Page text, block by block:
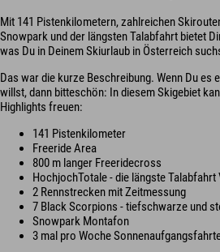
Mit 141 Pistenkilometern, zahlreichen
Snowpark und der längsten Talabfahrt bietet
was Du in Deinem Skiurlaub in Österreich
Das war die kurze Beschreibung. Wenn Du es
willst, dann bitteschön: In diesem Skigebiet
Highlights freuen:
141 Pistenkilometer
Freeride Area
800 m langer Freeridecross
HochjochTotale - die längste Talabfahrt
2 Rennstrecken mit Zeitmessung
7 Black Scorpions - tiefschwarze und
Snowpark Montafon
3 mal pro Woche